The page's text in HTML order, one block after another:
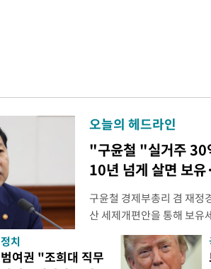
오늘의 헤드라인
"구윤철 "실거주 30
10년 넘게 살면 보
구윤철 경제부총리 겸 재정
산 세제개편안을 통해 보유
지적에 대해 "사는(실거주
어들고 나중에 팔 때 양도
정치
범여권 "조희대 직무